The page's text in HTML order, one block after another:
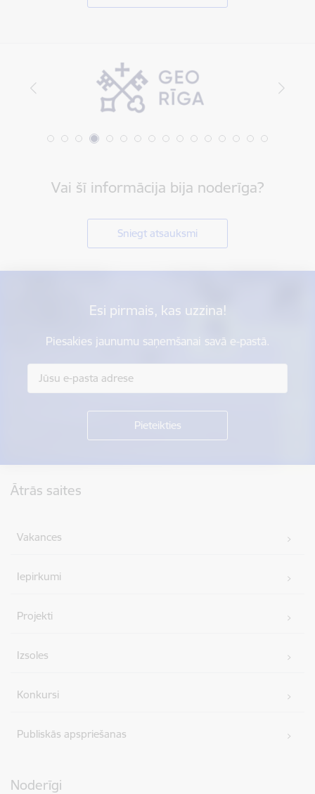
Vai šī informācija bija noderīga?
Sniegt atsauksmi
Esi pirmais, kas uzzina!
Piesakies jaunumu saņemšanai savā e-pastā.
Ātrās saites
Vakances
Iepirkumi
Projekti
Izsoles
Konkursi
Publiskās apspriešanas
Noderīgi